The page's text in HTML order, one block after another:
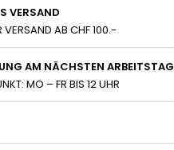
VERSAND
VERSAND AB CHF 100.-
AM NÄCHSTEN ARBEITSTAG
MO – FR BIS 12 UHR